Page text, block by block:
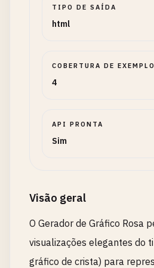
TIPO DE SAÍDA
html
COBERTURA DE
4
API PRONTA
Sim
Visão geral
O Gerador de Gráfico Rosa
visualizações elegantes do
gráfico de crista) para